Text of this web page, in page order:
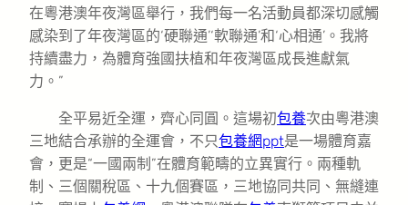
在粵港澳年夜灣區舉行，我們每一名活動員都深切感觸
感染到了年夜灣區的‘硬聯通’‘軟聯通’和‘心相通’。我將
持續盡力，為體育強國扶植和年夜灣區成長進獻氣
力。”
全平易近全運，齊心同圓。這場初包養次由粵港澳
三地結合承辦的全運會，不只包養網ppt是一場體育嘉
會，更是“一國兩制”在體育範疇的立異實行。兩種軌
制、三個關稅區、十九個賽區，三地協同共同、無縫連